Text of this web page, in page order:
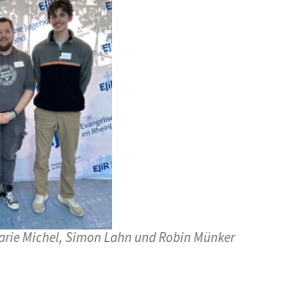
Michel, Simon Lahn und Robin Münker